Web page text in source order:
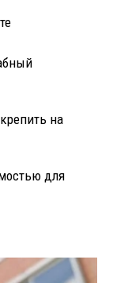
на
для